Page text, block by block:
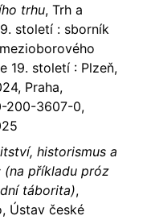
trhu, Trh a
století : sborník
19. století : Plzeň,
Praha,
200-3607-0,
historismus a
(na příkladu próz
táborita),
Ústav české